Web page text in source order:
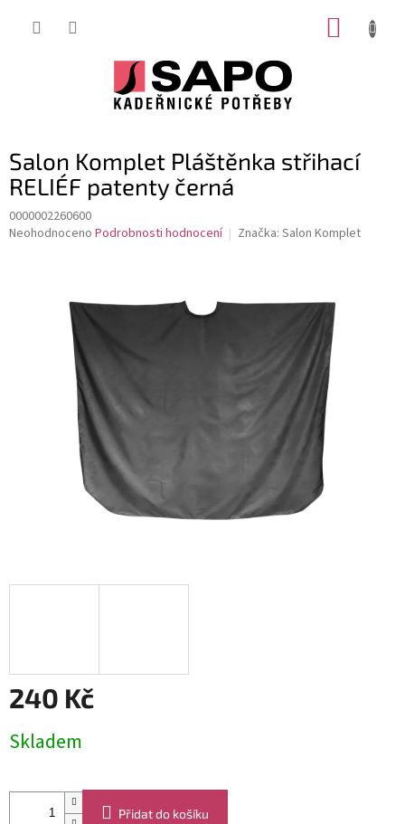
Salon Komplet Pláštěnka střihací
RELIÉF patenty černá
0000002260600
Průměrné
Neohodnoceno Podrobnosti hodnocení Značka: Salon Komplet
240 Kč
cena:
Skladem
Přidat do košíku